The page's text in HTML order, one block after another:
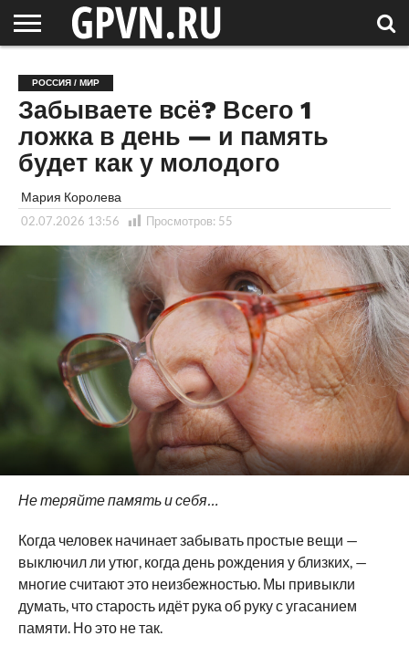
ОБЛАСТЬ
НОВОСТИ
СОСЕДЕЙ
РОССИЯ
/ МИР
СПЕЦПРОЕКТЫ
БЛОГ
СТАТЬИ
ФОТОРЕПОРТАЖИ
ИНТЕРВЬЮ
ОБЪЕКТЫ
ПОДБОРКИ
РОССИЯ / МИР
Забываете всё? Всего 1
ложка в день — и память
будет как у молодого
Мария Королева
02.07.2026 13:56 Просмотров: 55
Не теряйте память и себя…
Когда человек начинает забывать простые вещи —
выключил ли утюг, когда день рождения у близких, —
многие считают это неизбежностью. Мы привыкли
думать, что старость идёт рука об руку с угасанием
памяти. Но это не так.